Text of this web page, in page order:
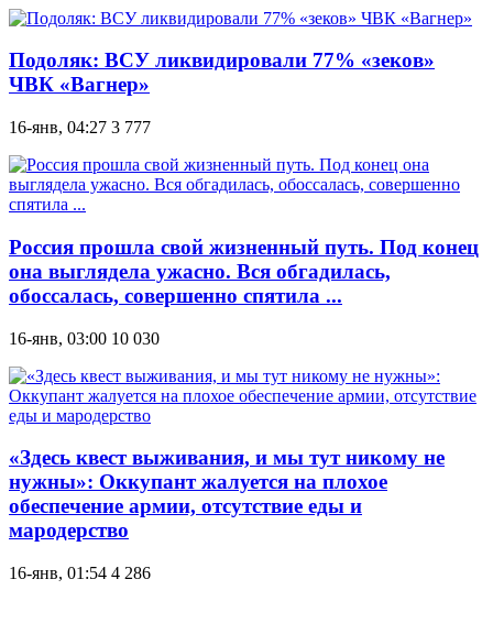
Подоляк: ВСУ ликвидировали 77% «зеков»
ЧВК «Вагнер»
16-янв, 04:27 3 777
Россия прошла свой жизненный путь. Под конец
она выглядела ужасно. Вся обгадилась,
обоссалась, совершенно спятила ...
16-янв, 03:00 10 030
«Здесь квест выживания, и мы тут никому не
нужны»: Оккупант жалуется на плохое
обеспечение армии, отсутствие еды и
мародерство
16-янв, 01:54 4 286